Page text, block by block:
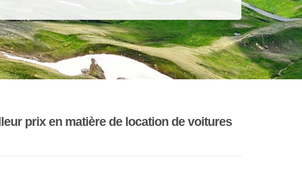
prix en matière de location de voitures